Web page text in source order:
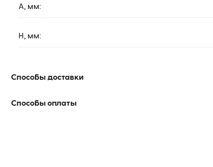
A, мм:
H, мм:
Способы доставки
Способы оплаты